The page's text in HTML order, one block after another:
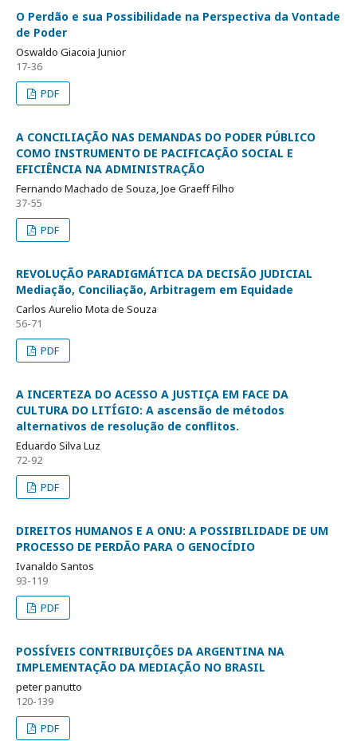
O Perdão e sua Possibilidade na Perspectiva da Vontade
de Poder
Oswaldo Giacoia Junior
17-36
PDF
A CONCILIAÇÃO NAS DEMANDAS DO PODER PÚBLICO
COMO INSTRUMENTO DE PACIFICAÇÃO SOCIAL E
EFICIÊNCIA NA ADMINISTRAÇÃO
Fernando Machado de Souza, Joe Graeff Filho
37-55
PDF
REVOLUÇÃO PARADIGMÁTICA DA DECISÃO JUDICIAL
Mediação, Conciliação, Arbitragem em Equidade
Carlos Aurelio Mota de Souza
56-71
PDF
A INCERTEZA DO ACESSO A JUSTIÇA EM FACE DA
CULTURA DO LITÍGIO: A ascensão de métodos
alternativos de resolução de conflitos.
Eduardo Silva Luz
72-92
PDF
DIREITOS HUMANOS E A ONU: A POSSIBILIDADE DE UM
PROCESSO DE PERDÃO PARA O GENOCÍDIO
Ivanaldo Santos
93-119
PDF
POSSÍVEIS CONTRIBUIÇÕES DA ARGENTINA NA
IMPLEMENTAÇÃO DA MEDIAÇÃO NO BRASIL
peter panutto
120-139
PDF